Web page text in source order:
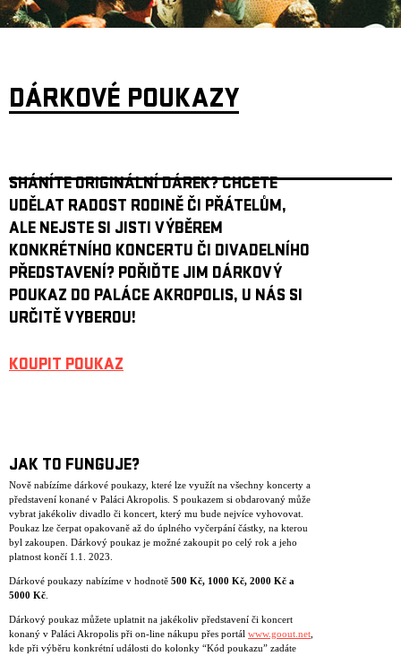
DÁRKOVÉ POUKAZY
SHÁNÍTE ORIGINÁLNÍ DÁREK? CHCETE
UDĚLAT RADOST RODINĚ ČI PŘÁTELŮM,
ALE NEJSTE SI JISTI VÝBĚREM
KONKRÉTNÍHO KONCERTU ČI DIVADELNÍHO
PŘEDSTAVENÍ? POŘIĎTE JIM DÁRKOVÝ
POUKAZ DO PALÁCE AKROPOLIS, U NÁS SI
URČITĚ VYBEROU!
KOUPIT POUKAZ
JAK TO FUNGUJE?
Nově nabízíme dárkové poukazy, které lze využít na všechny koncerty a
představení konané v Paláci Akropolis. S poukazem si obdarovaný může
vybrat jakékoliv divadlo či koncert, který mu bude nejvíce vyhovovat.
Poukaz lze čerpat opakovaně až do úplného vyčerpání částky, na kterou
byl zakoupen. Dárkový poukaz je možné zakoupit po celý rok a jeho
platnost končí 1.1. 2023.
Dárkové poukazy nabízíme v hodnotě 500 Kč, 1000 Kč, 2000 Kč a
5000 Kč
Dárkový poukaz můžete uplatnit na jakékoliv představení či koncert
konaný v Paláci Akropolis při on-line nákupu přes portál www.goout.net
kde při výběru konkrétní události do kolonky “Kód poukazu” zadáte